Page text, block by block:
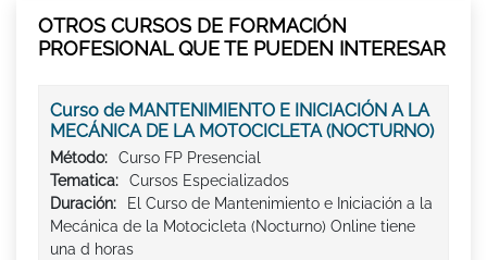
OTROS CURSOS DE FORMACIÓN
PROFESIONAL QUE TE PUEDEN INTERESAR
Curso de MANTENIMIENTO E INICIACIÓN A LA
MECÁNICA DE LA MOTOCICLETA (NOCTURNO)
Método:
Curso FP Presencial
Tematica:
Cursos Especializados
Duración:
El Curso de Mantenimiento e Iniciación a la
Mecánica de la Motocicleta (Nocturno) Online tiene
una d horas